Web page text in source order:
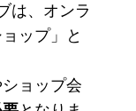
は、オンラ
ップ」と
ョップ会